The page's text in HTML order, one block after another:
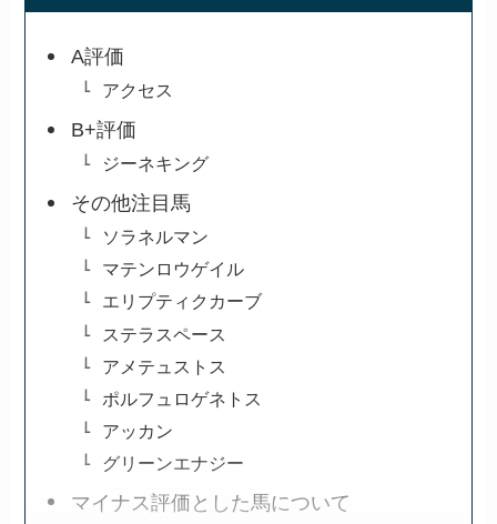
A評価
アクセス
B+評価
ジーネキング
その他注目馬
ソラネルマン
マテンロウゲイル
エリプティクカーブ
ステラスペース
アメテュストス
ポルフュロゲネトス
アッカン
グリーンエナジー
マイナス評価とした馬について